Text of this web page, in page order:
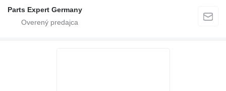
Parts Expert Germany